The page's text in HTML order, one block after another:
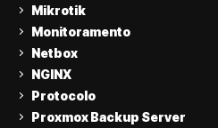
Mikrotik
Monitoramento
Netbox
NGINX
Protocolo
Proxmox Backup Server